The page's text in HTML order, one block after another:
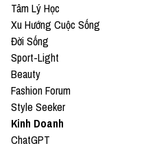
Tâm Lý Học
Xu Hướng Cuộc Sống
Đời Sống
Sport-Light
Beauty
Fashion Forum
Style Seeker
Kinh Doanh
ChatGPT